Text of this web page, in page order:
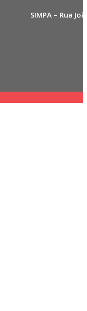
SIMPA – Rua